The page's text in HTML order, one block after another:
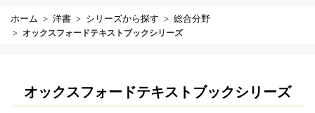
ホーム 洋書 シリーズから探す 総合分野
オックスフォードテキストブックシリーズ
オックスフォードテキストブックシリーズ